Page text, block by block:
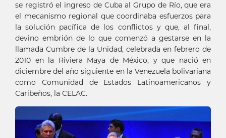
se registró el ingreso de Cuba al Grupo de Río, que era
el mecanismo regional que coordinaba esfuerzos para
la solución pacífica de los conflictos y que, al final,
devino embrión de lo que comenzó a gestarse en la
llamada Cumbre de la Unidad, celebrada en febrero de
2010 en la Riviera Maya de México, y que nació en
diciembre del año siguiente en la Venezuela bolivariana
como Comunidad de Estados Latinoamericanos y
Caribeños, la CELAC.